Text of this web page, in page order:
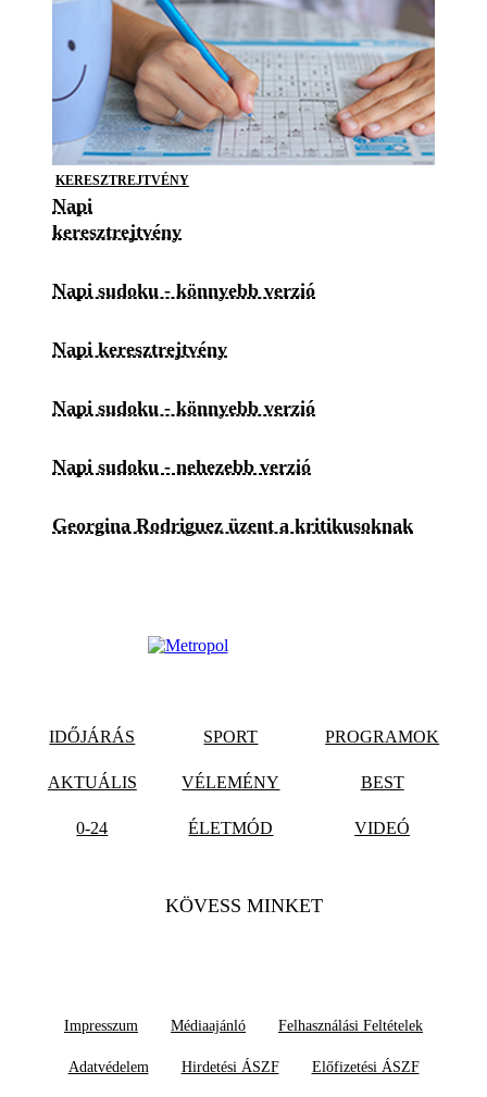
KERESZTREJTVÉNY
Napi
keresztrejtvény
Napi sudoku - könnyebb verzió
Napi keresztrejtvény
Napi sudoku - könnyebb verzió
Napi sudoku - nehezebb verzió
Georgina Rodriguez üzent a kritikusoknak
IDŐJÁRÁS SPORT PROGRAMOK
AKTUÁLIS VÉLEMÉNY BEST
0-24 ÉLETMÓD VIDEÓ
KÖVESS MINKET
Impresszum Médiaajánló Felhasználási Feltételek
Adatvédelem Hirdetési ÁSZF Előfizetési ÁSZF